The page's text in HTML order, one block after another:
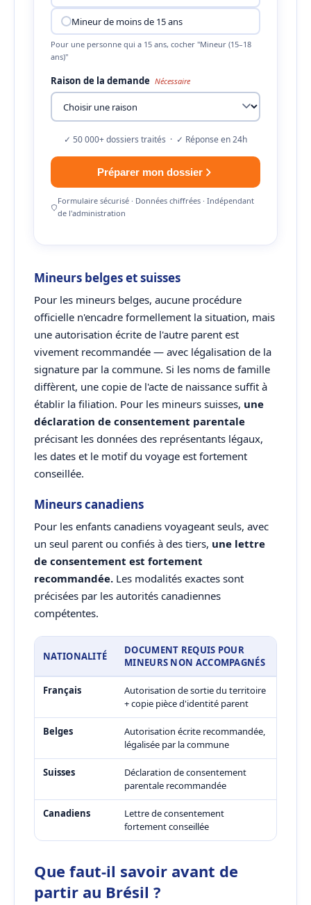
Mineur de moins de 15 ans
Pour une personne qui a 15 ans, cocher "Mineur (15–18
ans)"
Raison de la demande Nécessaire
✓ 50 000+ dossiers traités · ✓ Réponse en 24h
Préparer mon dossier
Formulaire sécurisé · Données chiffrées · Indépendant
de l'administration
Mineurs belges et suisses
Pour les mineurs belges, aucune procédure
officielle n'encadre formellement la situation, mais
une autorisation écrite de l'autre parent est
vivement recommandée — avec légalisation de la
signature par la commune. Si les noms de famille
diffèrent, une copie de l'acte de naissance suffit à
établir la filiation. Pour les mineurs suisses, une
déclaration de consentement parentale
précisant les données des représentants légaux,
les dates et le motif du voyage est fortement
conseillée.
Mineurs canadiens
Pour les enfants canadiens voyageant seuls, avec
un seul parent ou confiés à des tiers, une lettre
de consentement est fortement
recommandée. Les modalités exactes sont
précisées par les autorités canadiennes
compétentes.
NATIONALITÉ
DOCUMENT REQUIS POUR
MINEURS NON ACCOMPAGNÉS
Français
Autorisation de sortie du territoire
+ copie pièce d'identité parent
Belges
Autorisation écrite recommandée,
légalisée par la commune
Suisses
Déclaration de consentement
parentale recommandée
Canadiens
Lettre de consentement
fortement conseillée
Que faut-il savoir avant de
partir au Brésil ?